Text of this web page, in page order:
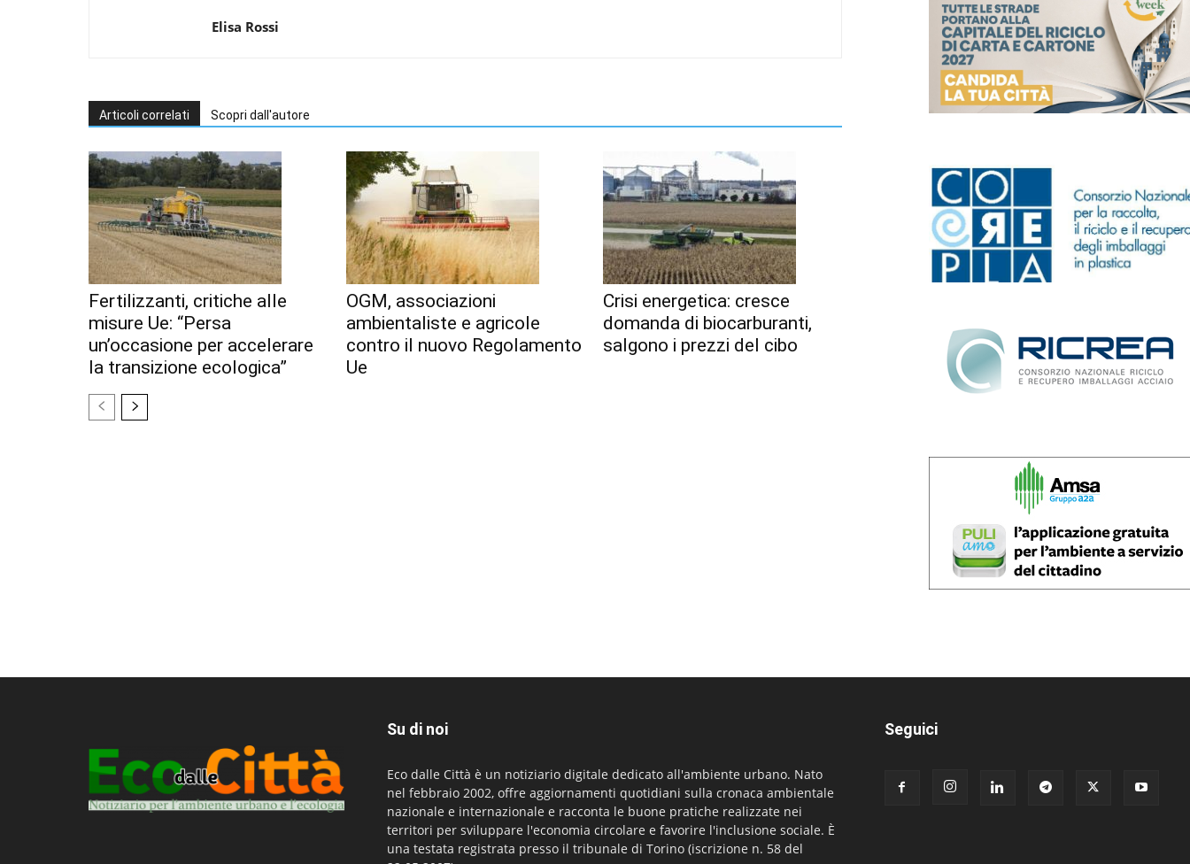
Elisa Rossi
Articoli correlati Scopri dall'autore
Fertilizzanti, critiche alle
misure Ue: “Persa
un’occasione per accelerare
la transizione ecologica”
OGM, associazioni
ambientaliste e agricole
contro il nuovo Regolamento
Ue
Crisi energetica: cresce
domanda di biocarburanti,
salgono i prezzi del cibo
Su di noi
Eco dalle Città è un notiziario digitale dedicato all'ambiente urbano. Nato
nel febbraio 2002, offre aggiornamenti quotidiani sulla cronaca ambientale
nazionale e internazionale e racconta le buone pratiche realizzate nei
territori per sviluppare l'economia circolare e favorire l'inclusione sociale. È
una testata registrata presso il tribunale di Torino (iscrizione n. 58 del
Seguici